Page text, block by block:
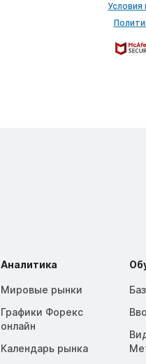
Аналитика
Мировые рынки
Графики Форекс
онлайн
Календарь рынка